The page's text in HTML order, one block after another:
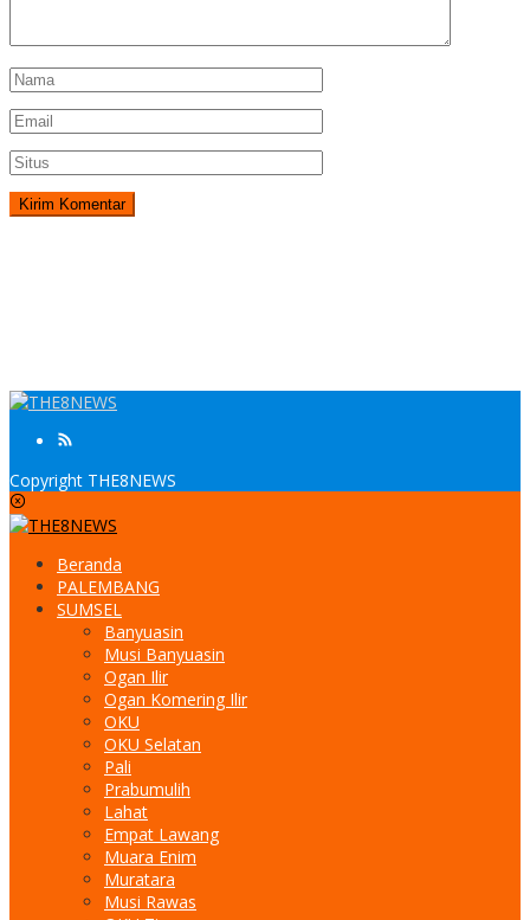
Copyright THE8NEWS
Beranda
PALEMBANG
SUMSEL
Banyuasin
Musi Banyuasin
Ogan Ilir
Ogan Komering Ilir
OKU
OKU Selatan
Pali
Prabumulih
Lahat
Empat Lawang
Muara Enim
Muratara
Musi Rawas